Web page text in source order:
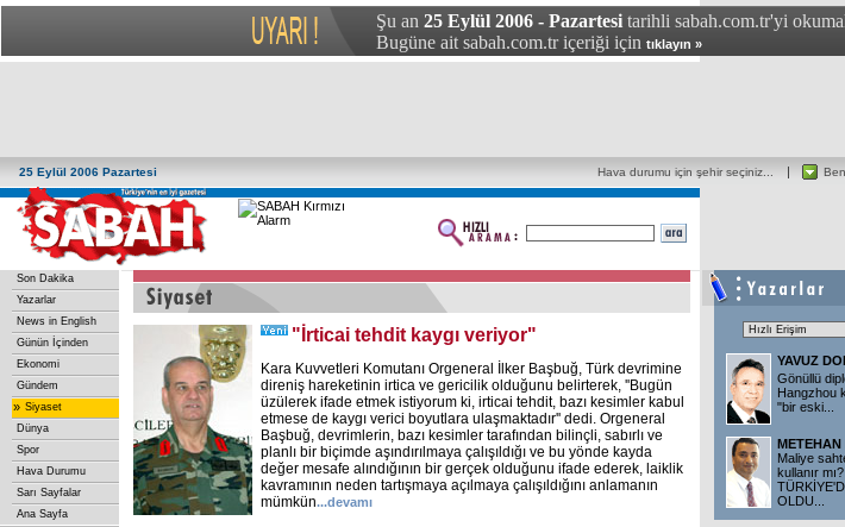
Şu an 25 Eylül 2006 - Pazartesi tarihli sabah.com.tr'yi
Bugüne ait sabah.com.tr içeriği için tıklayın »
25 Eylül 2006 Pazartesi Hava durumu için şehir seçiniz...
Son Dakika
Yazarlar
News in English
Günün İçinden
Ekonomi
Gündem
» Siyaset
Dünya
Spor
Hava Durumu
Sarı Sayfalar
Ana Sayfa
"İrticai tehdit kaygı veriyor"
Kara Kuvvetleri Komutanı Orgeneral İlker Başbuğ, Türk devrimine
direniş hareketinin irtica ve gericilik olduğunu belirterek, ''Bugün
üzülerek ifade etmek istiyorum ki, irticai tehdit, bazı kesimler kabul
etmese de kaygı verici boyutlara ulaşmaktadır'' dedi. Orgeneral
Başbuğ, devrimlerin, bazı kesimler tarafından bilinçli, sabırlı ve
planlı bir biçimde aşındırılmaya çalışıldığı ve bu yönde kayda
değer mesafe alındığının bir gerçek olduğunu ifade ederek, laiklik
kavramının neden tartışmaya açılmaya çalışıldığını anlamanın
mümkün...devamı
YAVUZ
Gönüllü
Hangzhou
"bir eski...
METEHAN
Maliye
kullanır mı?
OLDU...